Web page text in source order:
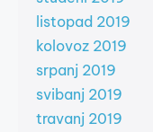
listopad 2019
kolovoz 2019
srpanj 2019
svibanj 2019
travanj 2019